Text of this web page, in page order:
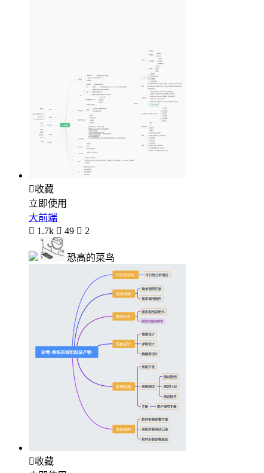
收藏
立即使用
大前端
 1.7k  49  2
恐高的菜鸟
收藏